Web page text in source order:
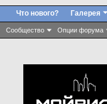
Сообщество Опции форума
Что нового? Галерея